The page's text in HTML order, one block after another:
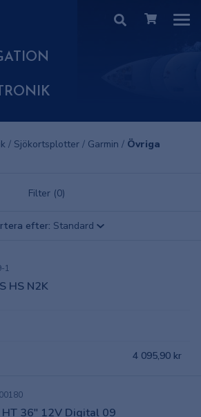
/ Sjökortsplotter / Garmin / Övriga
Filter (0)
efter: Standard
1
HS N2K
4 095,90 kr
36" 12V Digital 09